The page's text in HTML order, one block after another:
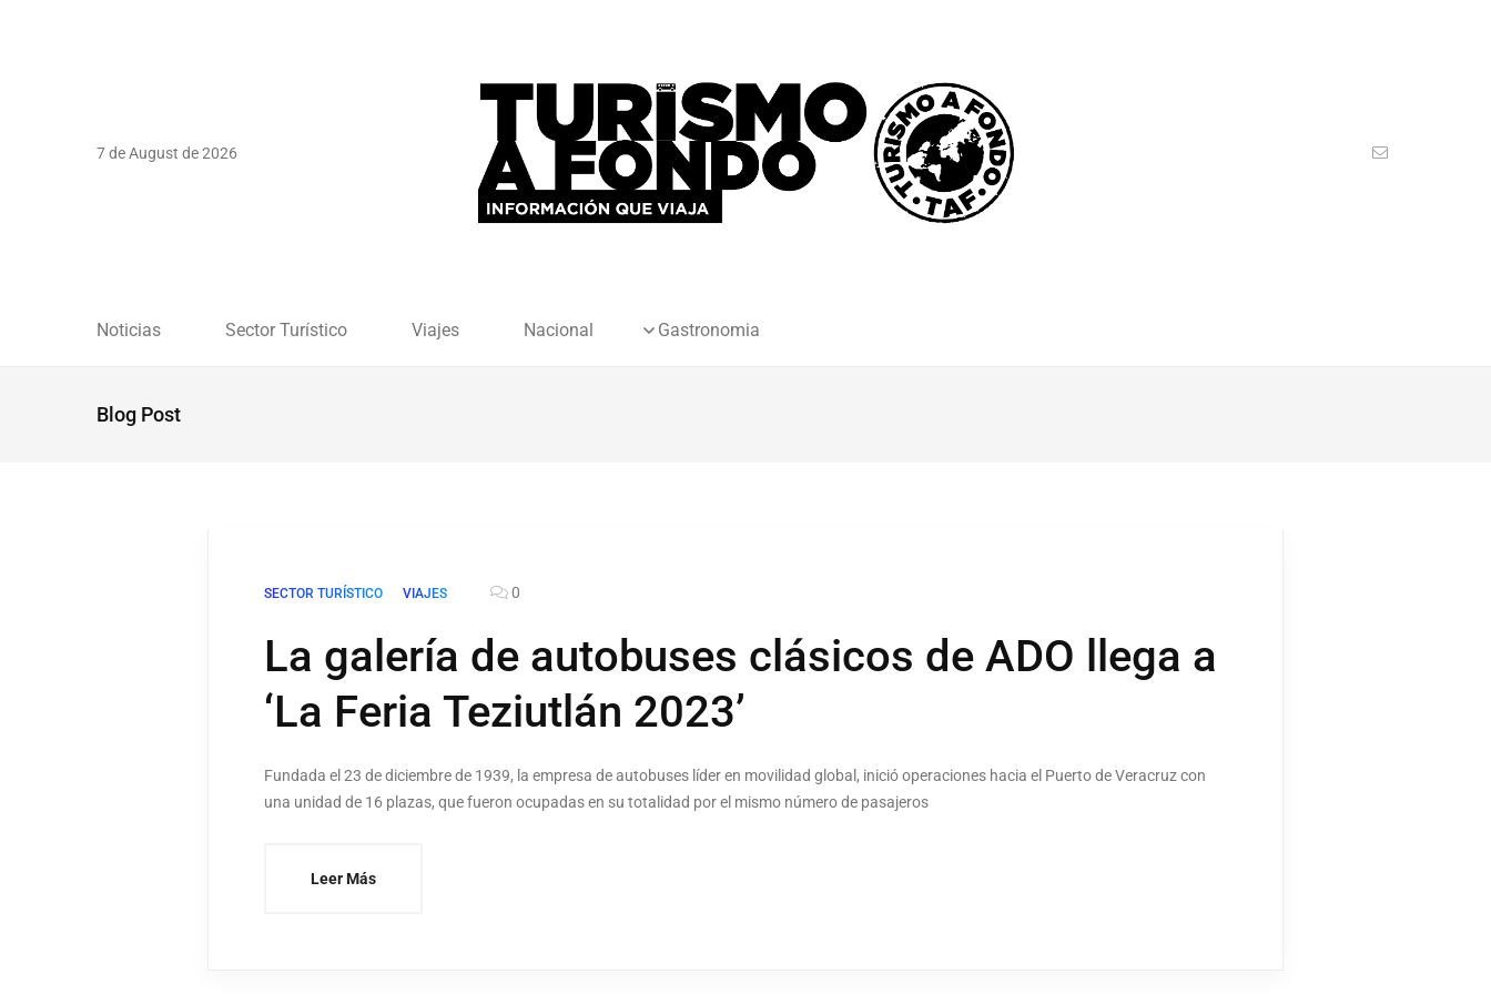
7 de August de 2026
Noticias Sector Turístico Viajes Nacional Gastronomia
Blog Post
SECTOR TURÍSTICO VIAJES 0
La galería de autobuses clásicos de ADO llega a
‘La Feria Teziutlán 2023’
Fundada el 23 de diciembre de 1939, la empresa de autobuses líder en movilidad global, inició operaciones hacia el Puerto de Veracruz con
una unidad de 16 plazas, que fueron ocupadas en su totalidad por el mismo número de pasajeros
Leer Más